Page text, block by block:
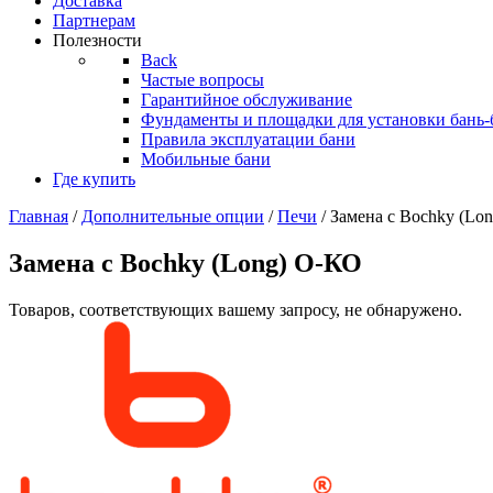
Партнерам
Полезности
Back
Частые вопросы
Гарантийное обслуживание
Фундаменты и площадки для установки бань-
Правила эксплуатации бани
Мобильные бани
Где купить
Главная / Дополнительные опции /Печи / Замена с Bochky
Замена с Bochky (Long) О-КО
Товаров, соответствующих вашему запросу, не обнаружено.